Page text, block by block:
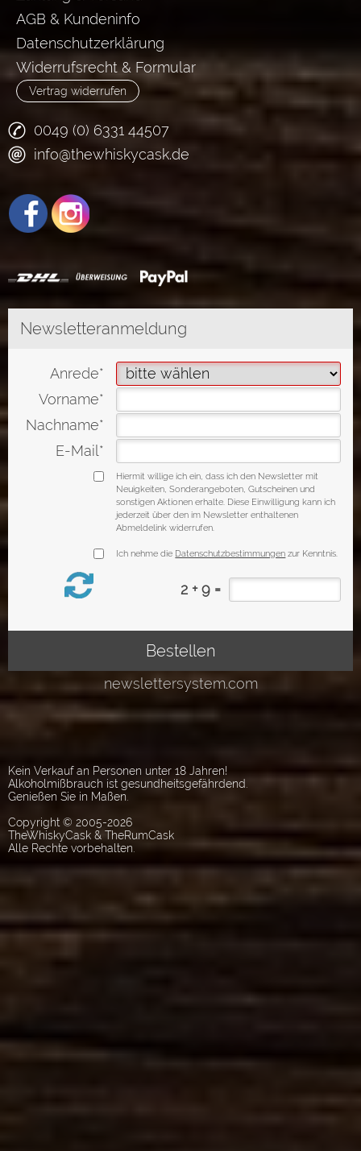
AGB & Kundeninfo
Datenschutzerklärung
Widerrufsrecht & Formular
Vertrag widerrufen
0049 (0) 6331 44507
info@thewhiskycask.de
Kein Verkauf an Personen unter 18 Jahren!
Alkoholmißbrauch ist gesundheitsgefährdend.
Genießen Sie in Maßen.
Copyright © 2005-2026
TheWhiskyCask & TheRumCask
Alle Rechte vorbehalten.